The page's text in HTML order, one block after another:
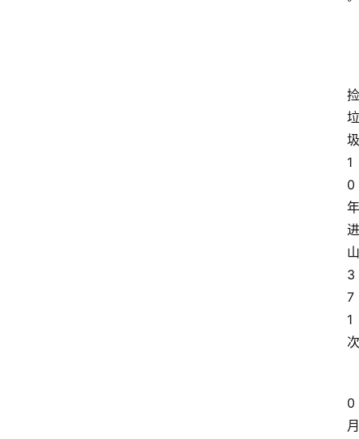
捡
垃
圾
1
0
年
进
山
3
7
1
次
0
月